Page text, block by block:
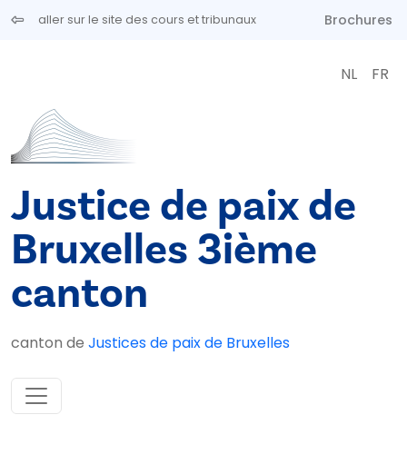
Aller au contenu principal
aller sur le site des cours et tribunaux Brochures
NL FR
Justice de paix de
Bruxelles 3ième
canton
canton de Justices de paix de Bruxelles